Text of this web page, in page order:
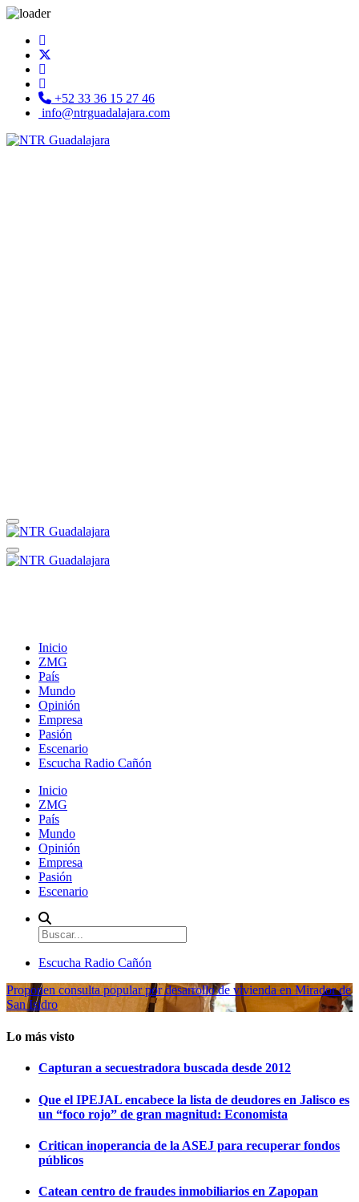
+52 33 36 15 27 46
info@ntrguadalajara.com
Inicio
ZMG
País
Mundo
Opinión
Empresa
Pasión
Escenario
Escucha Radio Cañón
Inicio
ZMG
País
Mundo
Opinión
Empresa
Pasión
Escenario
Escucha Radio Cañón
Proponen consulta popular por desarrollo de vivienda en Mirador de
San Isidro
Lo más visto
Capturan a secuestradora buscada desde 2012
Que el IPEJAL encabece la lista de deudores en Jalisco es
un “foco rojo” de gran magnitud: Economista
Critican inoperancia de la ASEJ para recuperar fondos
públicos
Catean centro de fraudes inmobiliarios en Zapopan